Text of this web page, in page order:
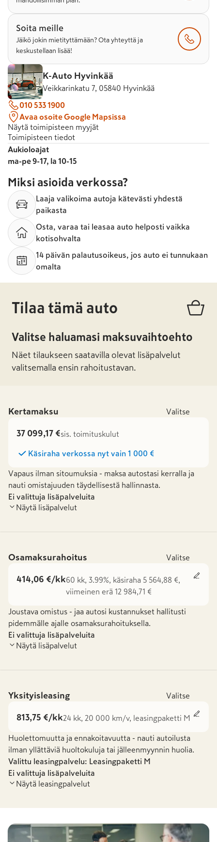
Soita meille
Jäikö jokin mietityttämään? Ota yhteyttä ja
keskustellaan lisää!
K-Auto Hyvinkää
Veikkarinkatu 7, 05840 Hyvinkää
010 533 1900
Avaa osoite Google Mapsissa
Näytä toimipisteen myyjät
Toimipisteen tiedot
Aukioloajat
ma-pe 9-17, la 10-15
Miksi asioida verkossa?
Laaja valikoima autoja kätevästi yhdestä
paikasta
Osta, varaa tai leasaa auto helposti vaikka
kotisohvalta
14 päivän palautusoikeus, jos auto ei tunnukaan
omalta
Tilaa tämä auto
Valitse haluamasi maksuvaihtoehto
Näet tilaukseen saatavilla olevat lisäpalvelut
valitsemalla ensin rahoitustavan.
Kertamaksu Valitse
37 099,17 €sis. toimituskulut
Käsiraha verkossa nyt vain 1 000 €
Vapaus ilman sitoumuksia - maksa autostasi kerralla ja
nauti omistajuuden täydellisestä hallinnasta.
Ei valittuja lisäpalveluita
Näytä lisäpalvelut
Osamaksurahoitus Valitse
414,06 €/kk60 kk, 3.99%, käsiraha 5 564,88 €,
viimeinen erä 12 984,71 €
Joustava omistus - jaa autosi kustannukset hallitusti
pidemmälle ajalle osamaksurahoituksella.
Ei valittuja lisäpalveluita
Näytä lisäpalvelut
Yksityisleasing Valitse
813,75 €/kk24 kk, 20 000 km/v, leasingpaketti M
Huolettomuutta ja ennakoitavuutta - nauti autoilusta
ilman yllättäviä huoltokuluja tai jälleenmyynnin huolia.
Valittu leasingpalvelu: Leasingpaketti M
Ei valittuja lisäpalveluita
Näytä leasingpalvelut